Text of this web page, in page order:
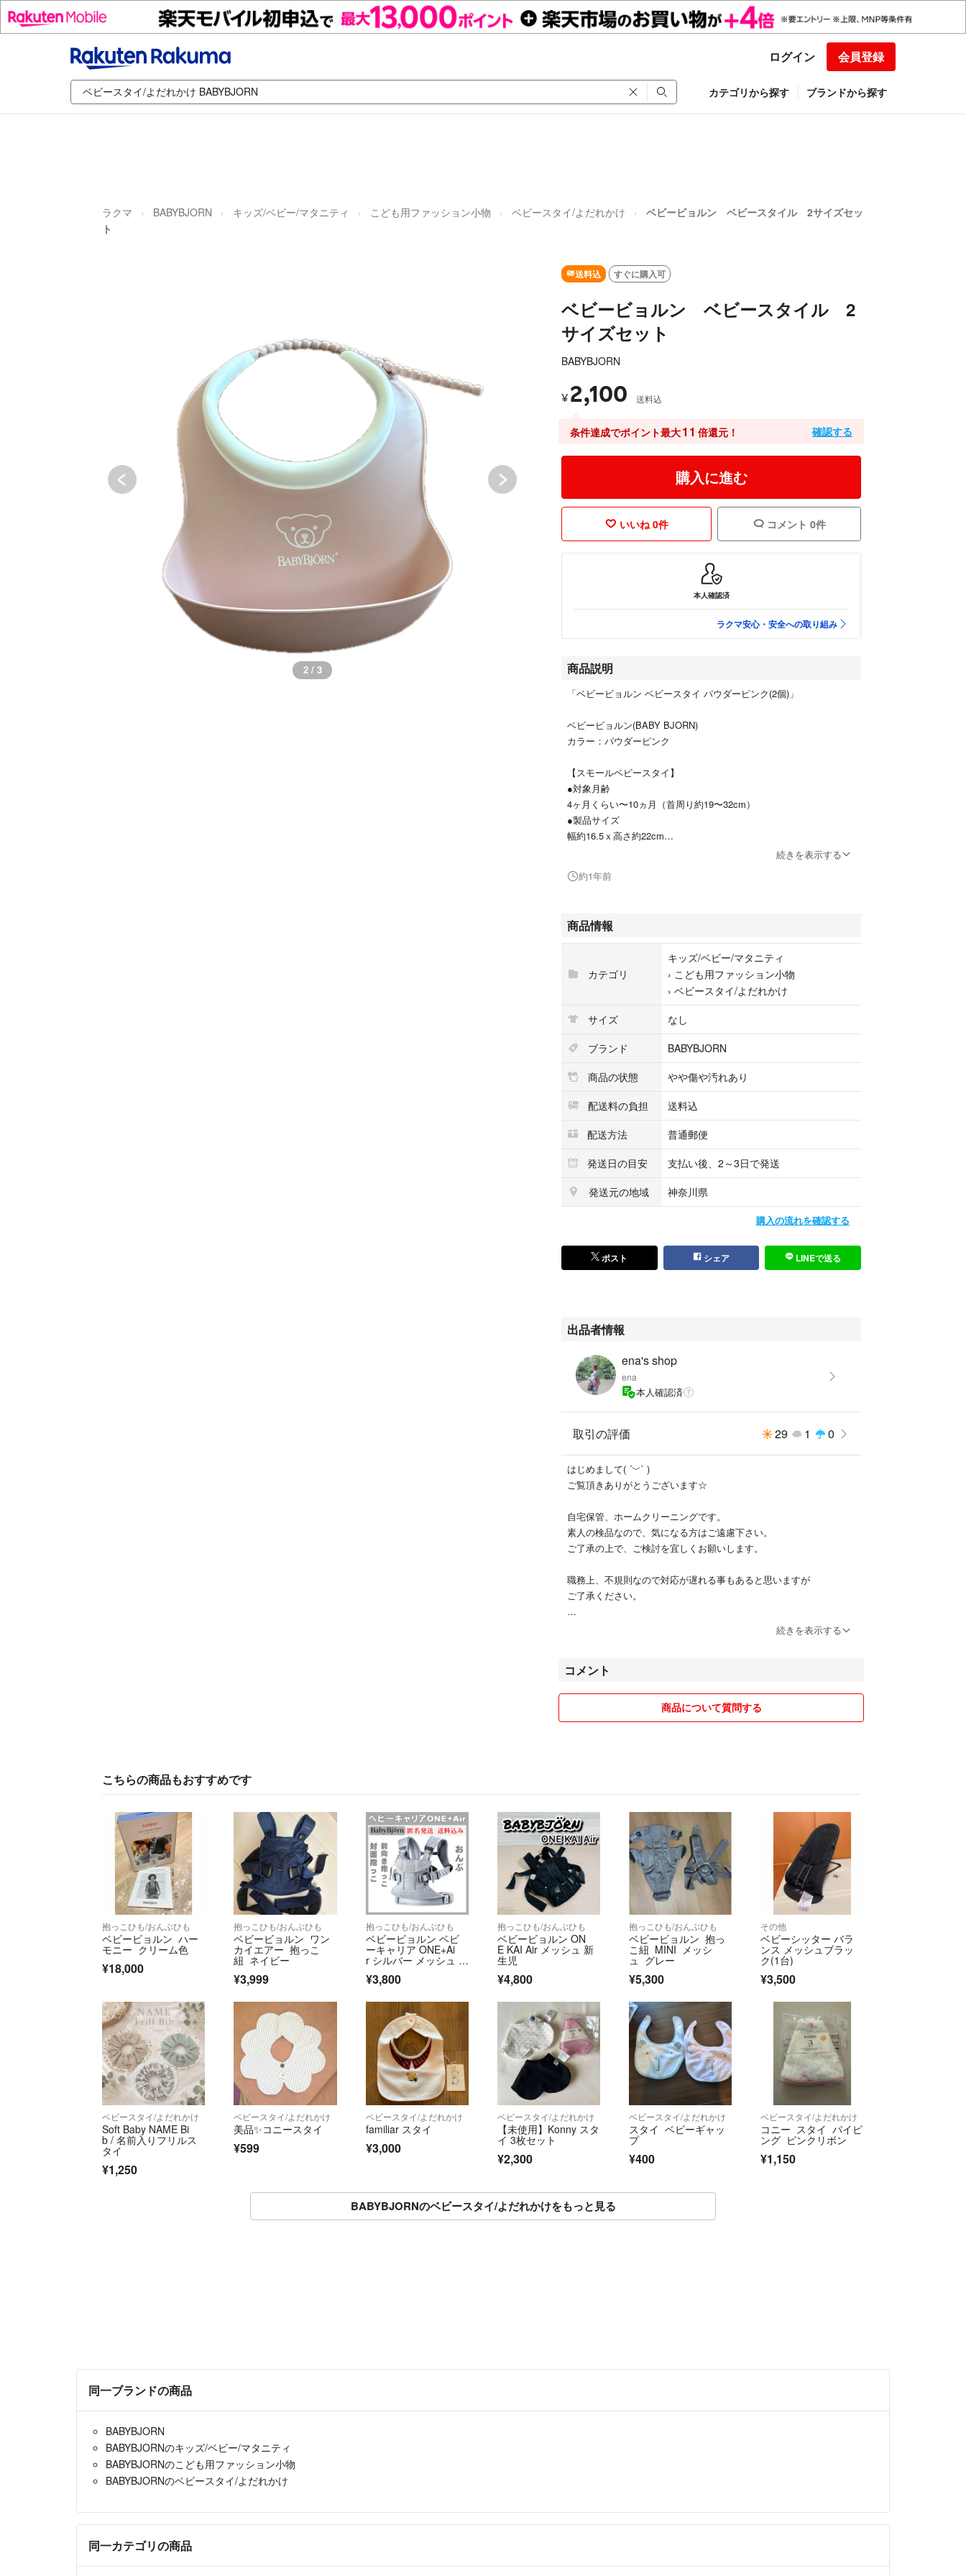
ログイン 会員登録
カテゴリから探す ブランドから探す
ラクマ BABYBJORN キッズ/ベビー/マタニティ こども用ファッション小物 ベビースタイ/よだれかけ
ベビービョルン ベビースタイル 2サイズセッ
ト
2 / 3
送料込 すぐに購入可
ベビービョルン ベビースタイル 2
サイズセット
BABYBJORN
¥ 2,100 送料込
条件達成でポイント最大11 倍還元！ 確認する
購入に進む
いいね 0件 コメント 0件
本人確認済
ラクマ安心・安全への取り組み
商品説明
「ベビービョルン ベビースタイ パウダーピンク(2個)」
ベビービョルン(BABY BJORN)
カラー：パウダーピンク
【スモールベビースタイ】
●対象月齢
4ヶ月くらい〜10ヵ月（首周り約19〜32cm）
●製品サイズ
幅約16.5ｘ高さ約22cm
●製品重量
首周り無段階調節機能 ※自動食器洗浄機可
●対象月齢
4ヶ月くらい〜（首周り約19〜30cm）
幅約21×高さ約25cm
●素材
熱可塑性エラストマー、ポリプロピレン
●製品重量
●その他
首周り無段階調節機能 ※自動食器洗剤可
素人出品のため、簡易包装や点検漏れなどご理解頂ける方ご検討くだ
さい。
#キッズ/ベビー/マタニティ
続きを表示する
約1年前
商品情報
カテゴリ
キッズ/ベビー/マタニティ
› こども用ファッション小物
› ベビースタイ/よだれかけ
サイズ
なし
ブランド
BABYBJORN
商品の状態
やや傷や汚れあり
配送料の負担
送料込
配送方法
普通郵便
発送日の目安
支払い後、2～3日で発送
発送元の地域
神奈川県
購入の流れを確認する
ポスト シェア LINEで送る
出品者情報
ena's shop
ena
本人確認済
取引の評価 29 1 0
はじめまして( ´﹀` )
ご覧頂きありがとうございます☆
自宅保管、ホームクリーニングです。
素人の検品なので、気になる方はご遠慮下さい。
ご了承の上で、ご検討を宜しくお願いします。
職務上、不規則なので対応が遅れる事もあると思いますが
ご了承ください。
続きを表示する
コメント
商品について質問する
こちらの商品もおすすめです
抱っこひも/おんぶひも
ベビービョルン ハー
モニー クリーム色
¥18,000
抱っこひも/おんぶひも
ベビービョルン ワン
カイエアー 抱っこ
紐 ネイビー
¥3,999
抱っこひも/おんぶひも
ベビービョルン ベビ
ーキャリア ONE+Ai
r シルバー メッシュ 抱
¥3,800
抱っこひも/おんぶひも
ベビービョルン ON
E KAI Air メッシュ 新
生児
¥4,800
抱っこひも/おんぶひも
ベビービョルン 抱っ
こ紐 MINI メッシ
ュ グレー
¥5,300
その他
ベビーシッター バラ
ンス メッシュブラッ
ク(1台)
¥3,500
ベビースタイ/よだれかけ
Soft Baby NAME Bi
b / 名前入りフリルス
タイ
¥1,250
ベビースタイ/よだれかけ
美品✨コニースタイ
¥599
ベビースタイ/よだれかけ
familiar スタイ
¥3,000
ベビースタイ/よだれかけ
【未使用】Konny スタ
イ 3枚セット
¥2,300
ベビースタイ/よだれかけ
スタイ ベビーギャッ
プ
¥400
ベビースタイ/よだれかけ
コニー スタイ パイピ
ング ピンクリボン
¥1,150
BABYBJORNのベビースタイ/よだれかけをもっと見る
同一ブランドの商品
BABYBJORN
BABYBJORNのキッズ/ベビー/マタニティ
BABYBJORNのこども用ファッション小物
BABYBJORNのベビースタイ/よだれかけ
同一カテゴリの商品